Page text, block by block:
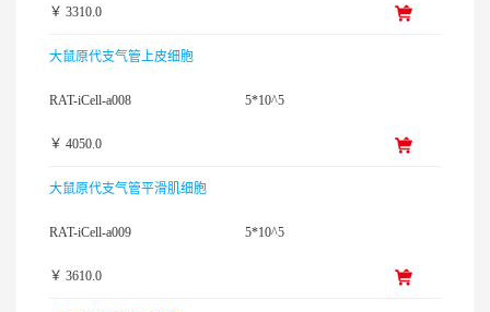
￥ 3310.0
大鼠原代支气管上皮细胞
RAT-iCell-a008 5*10^5
￥ 4050.0
大鼠原代支气管平滑肌细胞
RAT-iCell-a009 5*10^5
￥ 3610.0